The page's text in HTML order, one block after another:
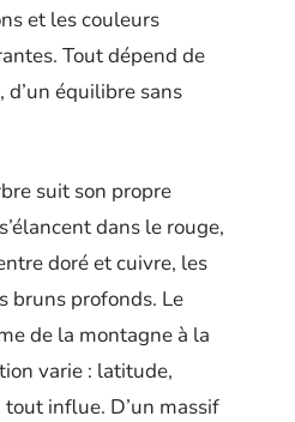
et les couleurs
Tout dépend de
équilibre sans
suit son propre
dans le rouge,
doré et cuivre, les
bruns profonds. Le
de la montagne à la
varie : latitude,
influe. D’un massif